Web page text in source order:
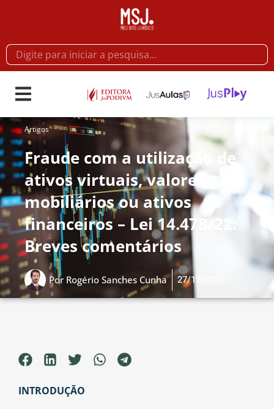
Artigos
Fraude com a utilização de
ativos virtuais, valores
mobiliários ou ativos
financeiros – Lei 14.478/22:
Breves comentários
Por Rogério Sanches Cunha 27/12/2022
INTRODUÇÃO